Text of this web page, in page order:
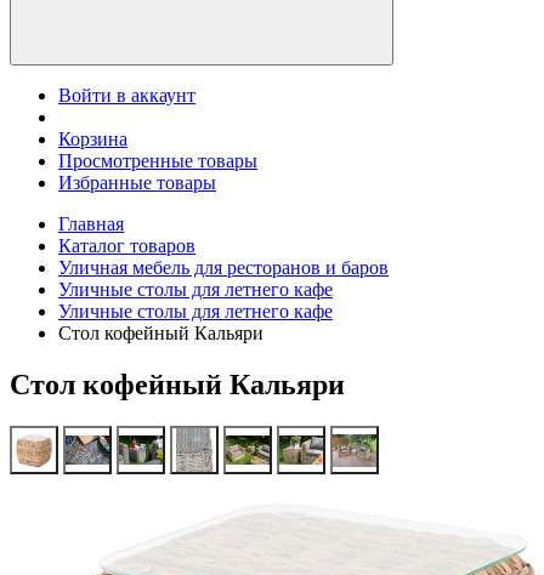
Войти в аккаунт
Корзина
Просмотренные товары
Избранные товары
Главная
Каталог товаров
Уличная мебель для ресторанов и баров
Уличные столы для летнего кафе
Уличные столы для летнего кафе
Стол кофейный Кальяри
Стол кофейный Кальяри